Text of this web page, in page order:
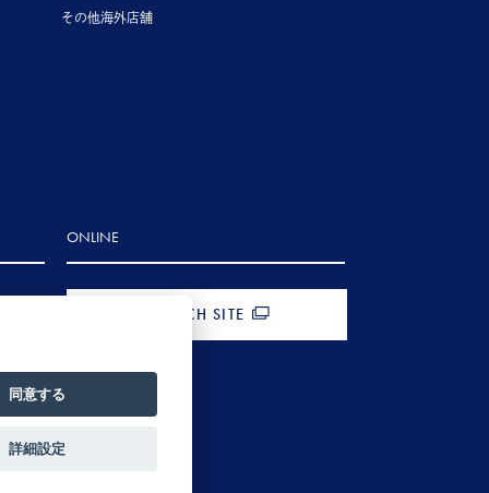
その他海外店舗
ONLINE
FRENCH SITE
同意する
詳細設定